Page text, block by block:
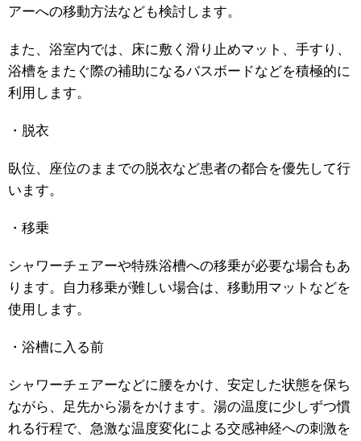
アーへの移動方法なども検討します。
また、浴室内では、床に敷く滑り止めマット、手すり、
浴槽をまたぐ際の補助になるバスボードなどを積極的に
利用します。
・脱衣
臥位、座位のままでの脱衣など患者の都合を優先して行
います。
・移乗
シャワーチェアーや特殊浴槽への移乗が必要な場合もあ
ります。自力移乗が難しい場合は、移動用マットなどを
使用します。
・浴槽に入る前
シャワーチェアーなどに腰をかけ、安定した状態を保ち
ながら、足先から湯をかけます。湯の温度に少しずつ慣
れる行程で、急激な温度変化による交感神経への刺激を